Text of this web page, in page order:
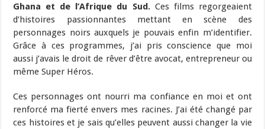
Ghana et de l’Afrique du Sud.Ces films regorgeaient
d’histoires passionnantes mettant en scène des
personnages noirs auxquels je pouvais enfin m’identifier.
Grâce à ces programmes, j’ai pris conscience que moi
aussi j’avais le droit de rêver d’être avocat, entrepreneur ou
même Super Héros.
Ces personnages ont nourri ma confiance en moi et ont
renforcé ma fierté envers mes racines. J’ai été changé par
ces histoires et je sais qu’elles peuvent aussi changer la vie